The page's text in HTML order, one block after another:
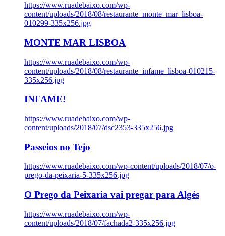
https://www.ruadebaixo.com/wp-
content/uploads/2018/08/restaurante_monte_mar_lisboa-
010299-335x256.jpg
MONTE MAR LISBOA
https://www.ruadebaixo.com/wp-
content/uploads/2018/08/restaurante_infame_lisboa-010215-
335x256.jpg
INFAME!
https://www.ruadebaixo.com/wp-
content/uploads/2018/07/dsc2353-335x256.jpg
Passeios no Tejo
https://www.ruadebaixo.com/wp-content/uploads/2018/07/o-
prego-da-peixaria-5-335x256.jpg
O Prego da Peixaria vai pregar para Algés
https://www.ruadebaixo.com/wp-
content/uploads/2018/07/fachada2-335x256.jpg